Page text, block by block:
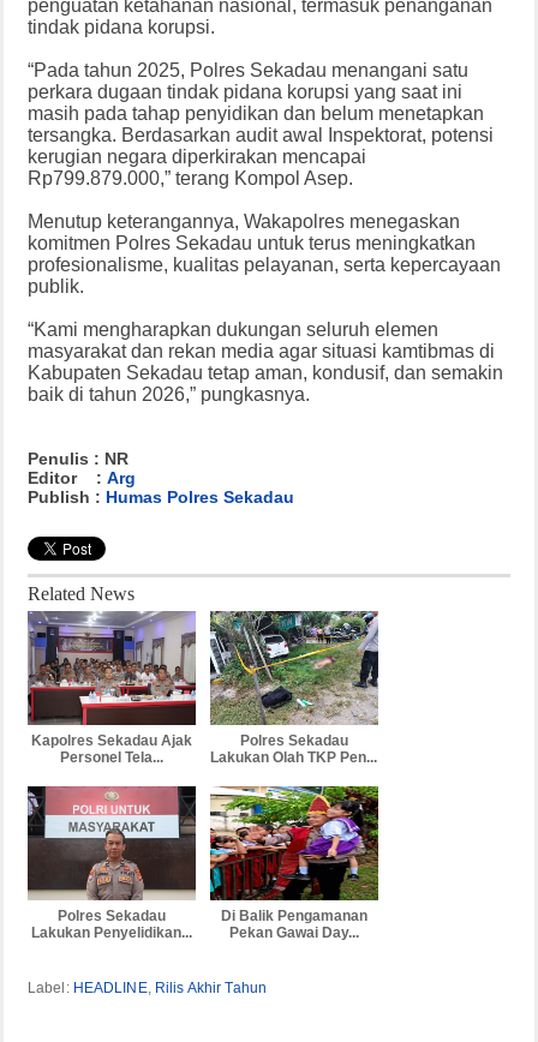
penguatan ketahanan nasional, termasuk penanganan
tindak pidana korupsi.
“Pada tahun 2025, Polres Sekadau menangani satu
perkara dugaan tindak pidana korupsi yang saat ini
masih pada tahap penyidikan dan belum menetapkan
tersangka. Berdasarkan audit awal Inspektorat, potensi
kerugian negara diperkirakan mencapai
Rp799.879.000,” terang Kompol Asep.
Menutup keterangannya, Wakapolres menegaskan
komitmen Polres Sekadau untuk terus meningkatkan
profesionalisme, kualitas pelayanan, serta kepercayaan
publik.
“Kami mengharapkan dukungan seluruh elemen
masyarakat dan rekan media agar situasi kamtibmas di
Kabupaten Sekadau tetap aman, kondusif, dan semakin
baik di tahun 2026,” pungkasnya.
Penulis : NR
Editor : Arg
Publish : Humas Polres Sekadau
Related News
Kapolres Sekadau Ajak
Personel Tela...
Polres Sekadau
Lakukan Olah TKP Pen...
Polres Sekadau
Lakukan Penyelidikan...
Di Balik Pengamanan
Pekan Gawai Day...
Label: HEADLINE, Rilis Akhir Tahun